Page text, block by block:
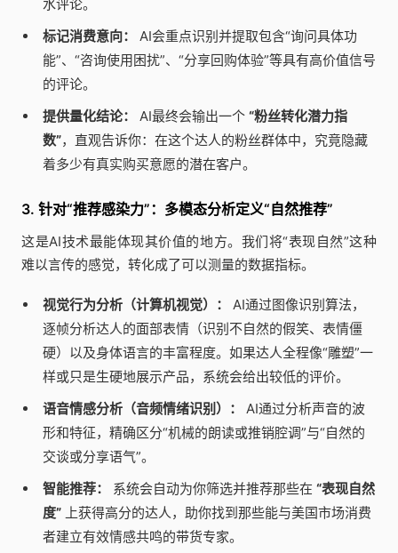
水评论。
标记消费意向：
AI会重点识别并提取包含“询问具体功
能”、“咨询使用困扰”、“分享回购体验”等具有高价值信号
的评论。
提供量化结论：
AI最终会输出一个 “粉丝转化潜力指
数”，直观告诉你：在这个达人的粉丝群体中，究竟隐藏
着多少有真实购买意愿的潜在客户。
3. 针对“推荐感染力”：多模态分析定义“自然推荐”
这是AI技术最能体现其价值的地方。我们将“表现自然”这种
难以言传的感觉，转化成了可以测量的数据指标。
视觉行为分析（计算机视觉）：
AI通过图像识别算法，
逐帧分析达人的面部表情（识别不自然的假笑、表情僵
硬）以及身体语言的丰富程度。如果达人全程像“雕塑”一
样或只是生硬地展示产品，系统会给出较低的评价。
语音情感分析（音频情绪识别）：
AI通过分析声音的波
形和特征，精确区分“机械的朗读或推销腔调”与“自然的
交谈或分享语气”。
智能推荐：
系统会自动为你筛选并推荐那些在 “表现自然
度”上获得高分的达人，助你找到那些能与美国市场消费
者建立有效情感共鸣的带货专家。